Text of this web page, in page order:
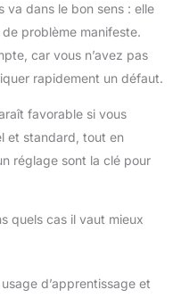
va dans le bon sens : elle
problème manifeste.
car vous n’avez pas
rapidement un défaut.
favorable si vous
et standard, tout en
réglage sont la clé pour
quels cas il vaut mieux
d’apprentissage et